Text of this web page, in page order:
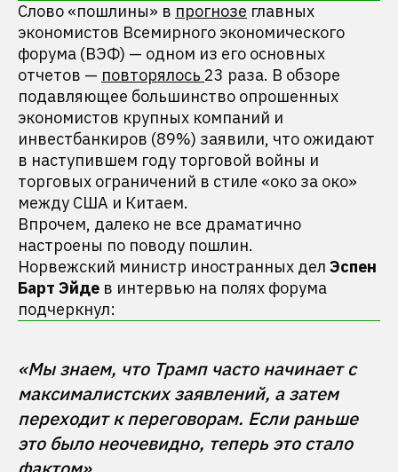
Слово «пошлины» в прогнозе главных
экономистов Всемирного экономического
форума (ВЭФ) — одном из его основных
отчетов — повторялось 23 раза. В обзоре
подавляющее большинство опрошенных
экономистов крупных компаний и
инвестбанкиров (89%) заявили, что ожидают
в наступившем году торговой войны и
торговых ограничений в стиле «око за око»
между США и Китаем.
Впрочем, далеко не все драматично
настроены по поводу пошлин.
Норвежский министр иностранных дел Эспен
Барт Эйде в интервью на полях форума
подчеркнул:
«Мы знаем, что Трамп часто начинает с
максималистских заявлений, а затем
переходит к переговорам. Если раньше
это было неочевидно, теперь это стало